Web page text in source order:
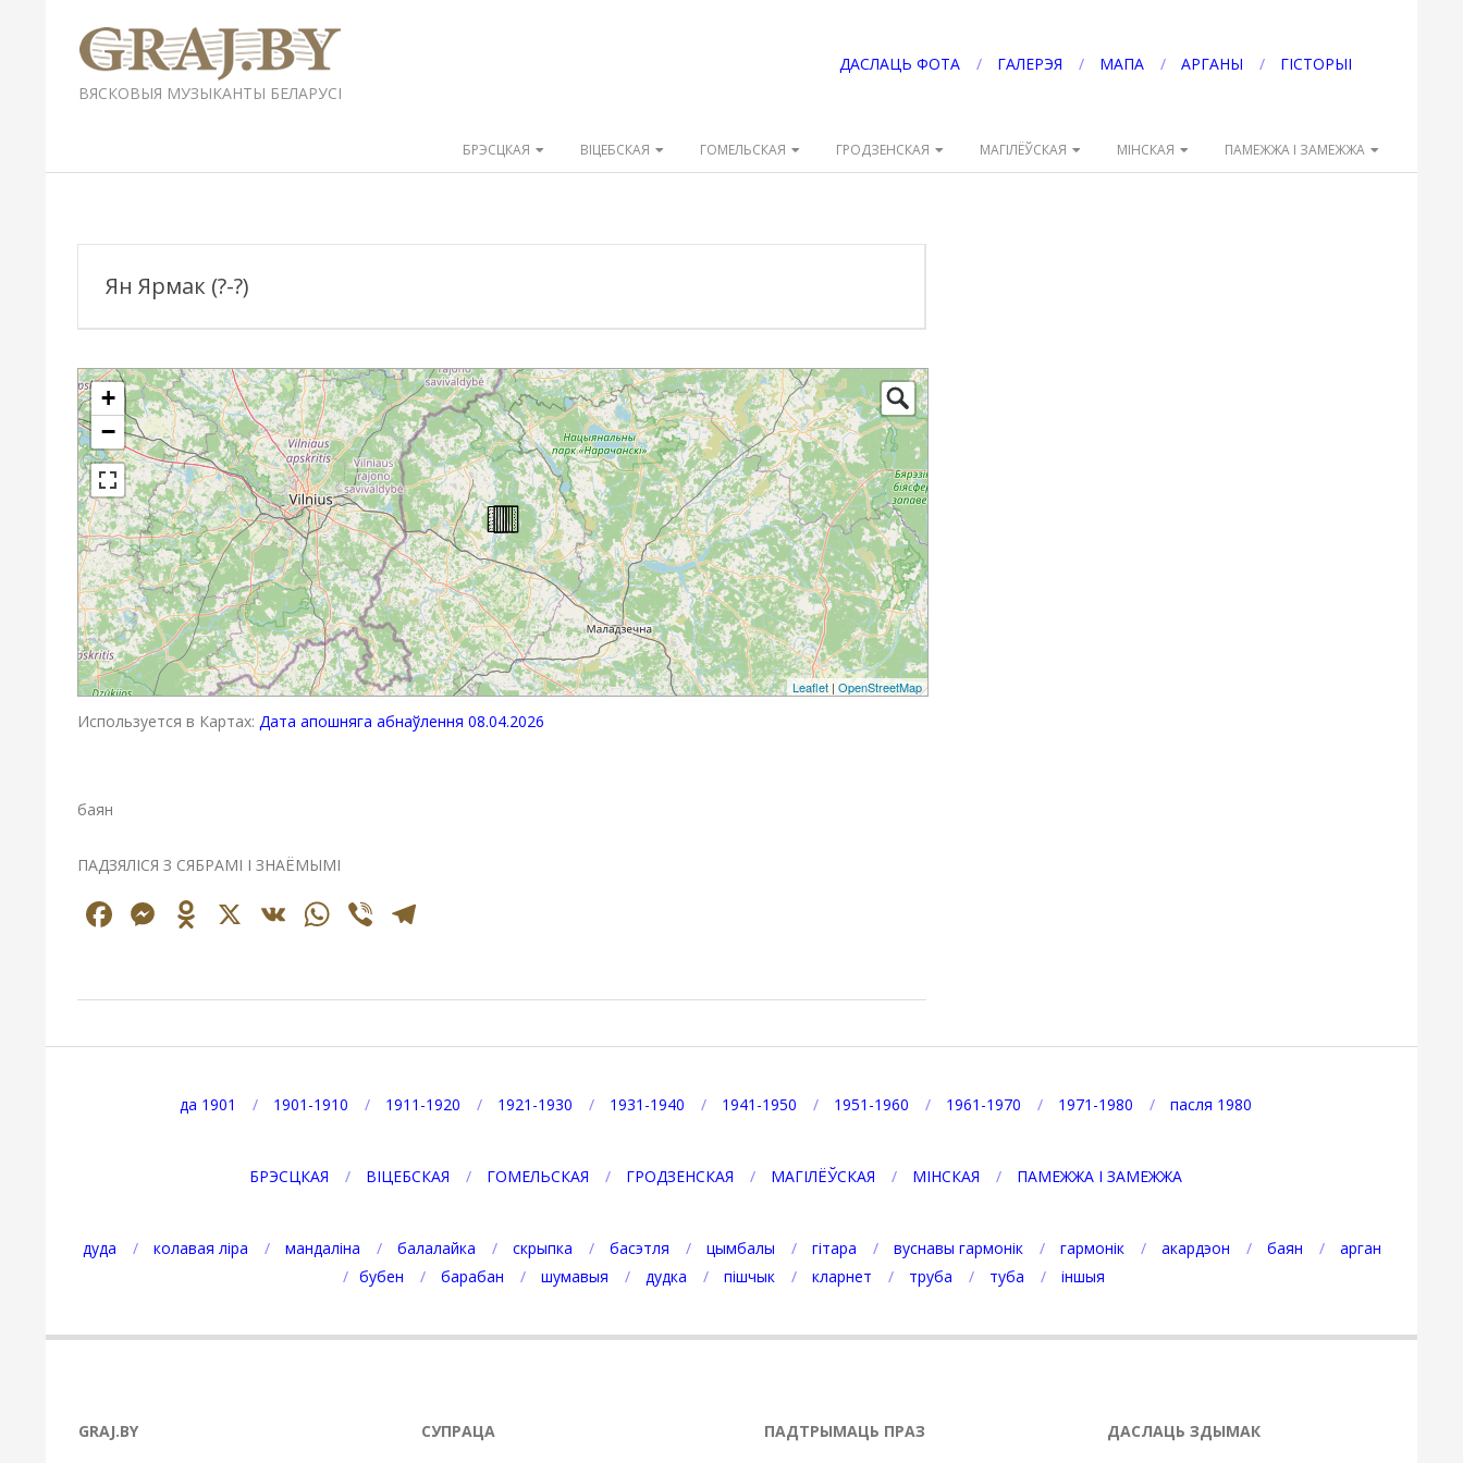
содержимомуGRAJ.BY
ВЯСКОВЫЯ МУЗЫКАНТЫ БЕЛАРУСІ
ДАСЛАЦЬ ФОТА ГАЛЕРЭЯ МАПА АРГАНЫ ГІСТОРЫІ
меню
БРЭСЦКАЯ ВІЦЕБСКАЯ ГОМЕЛЬСКАЯ ГРОДЗЕНСКАЯ МАГІЛЁЎСКАЯ МІНСКАЯ ПАМЕЖЖА І ЗАМЕЖЖА
Ян Ярмак (?-?)
+
−
Leaflet | OpenStreetMap
Используется в Картах: Дата апошняга абнаўлення 08.04.2026
баян
ПАДЗЯЛІСЯ З СЯБРАМІ І ЗНАЁМЫМІ
Facebook
Messenger
Odnoklassniki
X VK WhatsApp
Viber
07-
да 1901
1901-1910 1911-1920 1921-1930 1931-1940 1941-1950 1951-1960 1961-1970 1971-1980 пасля 1980
БРЭСЦКАЯ ВІЦЕБСКАЯ ГОМЕЛЬСКАЯ ГРОДЗЕНСКАЯ МАГІЛЁЎСКАЯ МІНСКАЯ ПАМЕЖЖА І ЗАМЕЖЖА
дуда колавая ліра мандаліна балалайка скрыпка басэтля цымбалы гітара вуснавы гармонік гармонік акардэон баян
арган
бубен
барабан шумавыя дудка пішчык кларнет труба туба іншыя
GRAJ.BY СУПРАЦА ПАДТРЫМАЦЬ ПРАЗ ДАСЛАЦЬ ЗДЫМАК